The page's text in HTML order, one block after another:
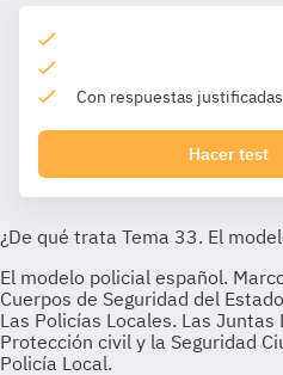
Con respuestas justificadas
Hacer test